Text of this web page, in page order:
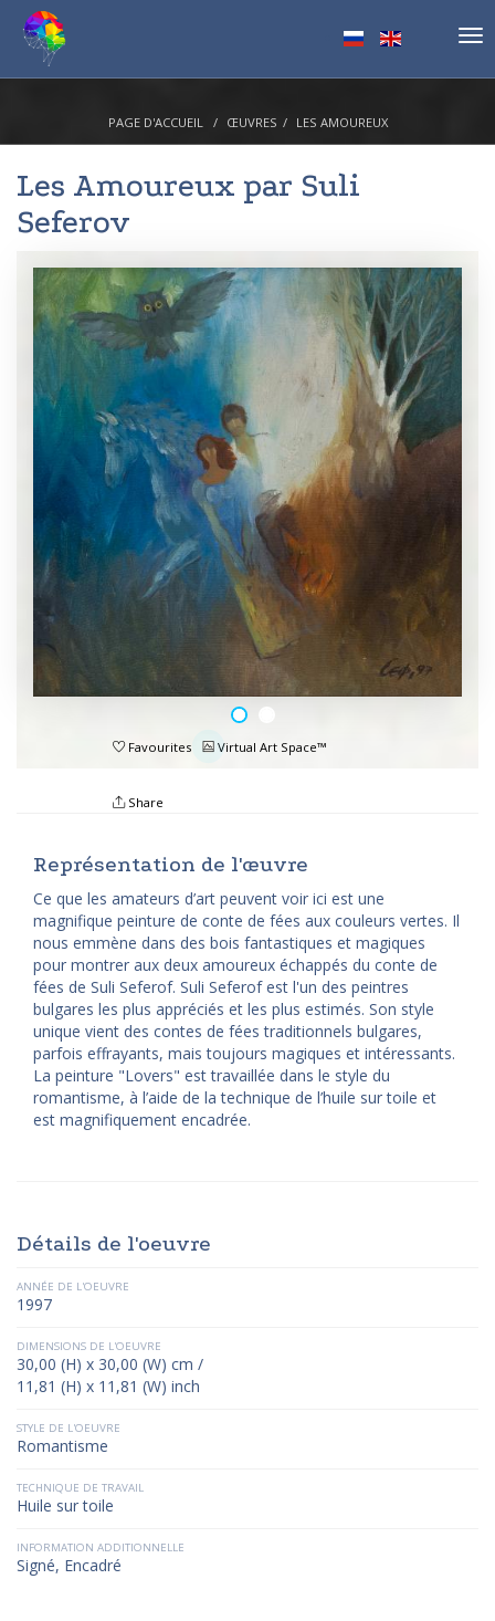
PAGE D'ACCUEIL ŒUVRES LES AMOUREUX
Les Amoureux par Suli
Seferov
Favourites Virtual Art Space™
Share
Représentation de l'œuvre
Ce que les amateurs d’art peuvent voir ici est une
magnifique peinture de conte de fées aux couleurs vertes. Il
nous emmène dans des bois fantastiques et magiques
pour montrer aux deux amoureux échappés du conte de
fées de Suli Seferof. Suli Seferof est l'un des peintres
bulgares les plus appréciés et les plus estimés. Son style
unique vient des contes de fées traditionnels bulgares,
parfois effrayants, mais toujours magiques et intéressants.
La peinture "Lovers" est travaillée dans le style du
romantisme, à l’aide de la technique de l’huile sur toile et
est magnifiquement encadrée.
Détails de l'oeuvre
ANNÉE DE L'OEUVRE
1997
DIMENSIONS DE L'OEUVRE
30,00 (H) x 30,00 (W) cm /
11,81 (H) x 11,81 (W) inch
STYLE DE L'OEUVRE
Romantisme
TECHNIQUE DE TRAVAIL
Huile sur toile
INFORMATION ADDITIONNELLE
Signé, Encadré